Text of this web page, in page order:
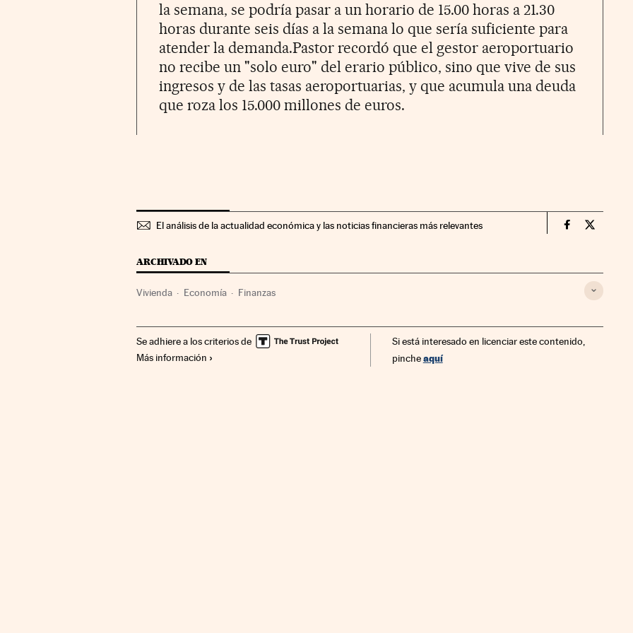
la semana, se podría pasar a un horario de 15.00 horas a 21.30
horas durante seis días a la semana lo que sería suficiente para
atender la demanda.Pastor recordó que el gestor aeroportuario
no recibe un "solo euro" del erario público, sino que vive de sus
ingresos y de las tasas aeroportuarias, y que acumula una deuda
que roza los 15.000 millones de euros.
El análisis de la actualidad económica y las noticias financieras más relevantes Economia
ARCHIVADO EN
Vivienda Economía Finanzas
Se adhiere a los criterios de
Más información
Si está interesado en licenciar este contenido,
pincheaquí